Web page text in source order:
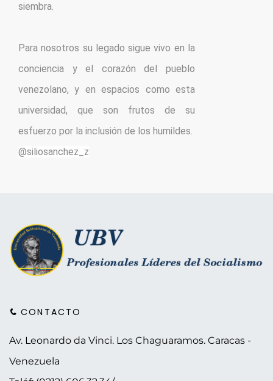
siembra.
Para nosotros su legado sigue vivo en la
conciencia y el corazón del pueblo
venezolano, y en espacios como esta
universidad, que son frutos de su
@siliosanchez_z
CONTACTO
Av. Leonardo da Vinci. Los Chaguaramos. Caracas -
Venezuela